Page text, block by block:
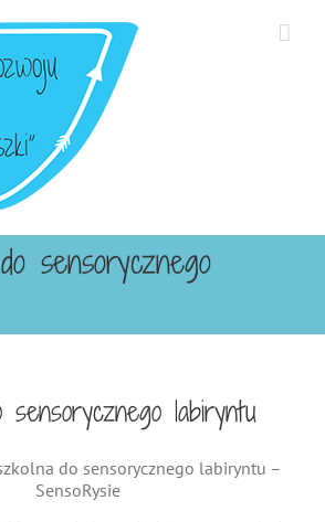
sensorycznego
labiryntu
do sensorycznego labiryntu –
SensoRysie